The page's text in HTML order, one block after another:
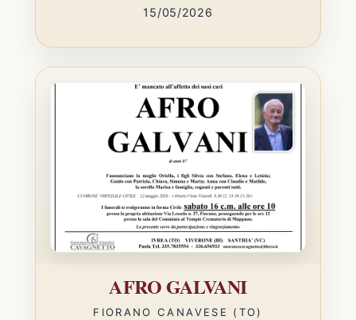
15/05/2026
AFRO GALVANI
FIORANO CANAVESE (TO)